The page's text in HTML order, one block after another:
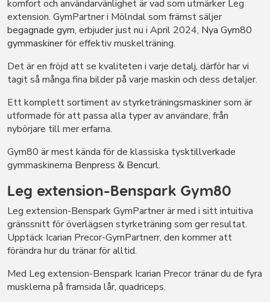
komfort och användarvänlighet är vad som utmärker Leg
extension. GymPartner i Mölndal som främst säljer
begagnade gym, erbjuder just nu i April 2024, Nya Gym80
gymmaskinerför effektiv muskelträning.
Det är en fröjd att se kvaliteten i varje detalj, därför har vi
tagit så många fina bilder på varje maskin och dess detaljer.
Ett komplett sortiment av styrketräningsmaskiner som är
utformade för att passa alla typer av användare, från
nybörjare till mer erfarna.
Gym80 är mest kända för de klassiska tysktillverkade
gymmaskinerna Benpress & Bencurl.
Leg extension-Benspark Gym80
Leg extension-Benspark GymPartner är med i sitt intuitiva
gränssnitt för överlägsen styrketräning som ger resultat.
Upptäck Icarian Precor-GymPartnerr, den kommer att
förändra hur du tränar för alltid.
Med Leg extension-Benspark Icarian Precor tränar du de fyra
musklerna på framsida lår, quadriceps.